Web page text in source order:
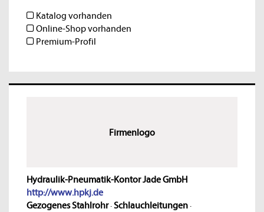
Katalog vorhanden
Online-Shop vorhanden
Premium-Profil
Firmenlogo
Hydraulik-Pneumatik-Kontor Jade GmbH
http://www.hpkj.de
Gezogenes Stahlrohr·Schlauchleitungen·